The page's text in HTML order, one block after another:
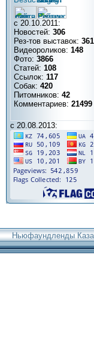
с 20.10.2011:
Новостей: 306
Рез-тов выставок: 361
Видеороликов: 148
Фото: 3866
Статей: 108
Ссылок: 117
Собак: 420
Питомников: 42
Комментариев: 21499
с 20.08.2013:
Ньюфаундленды